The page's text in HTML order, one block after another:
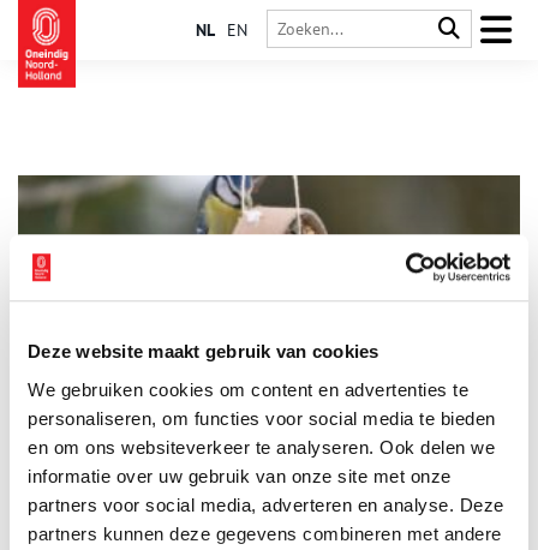
Deze website maakt gebruik van cookies
We gebruiken cookies om content en advertenties te
personaliseren, om functies voor social media te bieden
en om ons websiteverkeer te analyseren. Ook delen we
informatie over uw gebruik van onze site met onze
partners voor social media, adverteren en analyse. Deze
partners kunnen deze gegevens combineren met andere
NL EN
Kom in de kerstvakantie naar een gezellige en creatieve
middag in het museum Sow to Grow in Enkhuizen! Op dinsdag
30 december, vanaf 13.30 uur, organiseert Sow to Grow een
Vogelvoer-Knutselmiddag voor kinderen van 7 tot 12 jaar.
1 min